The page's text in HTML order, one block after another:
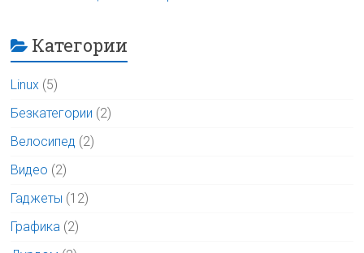
Категории
Linux (5)
Безкатегории (2)
Велосипед (2)
Видео (2)
Гаджеты (12)
Графика (2)